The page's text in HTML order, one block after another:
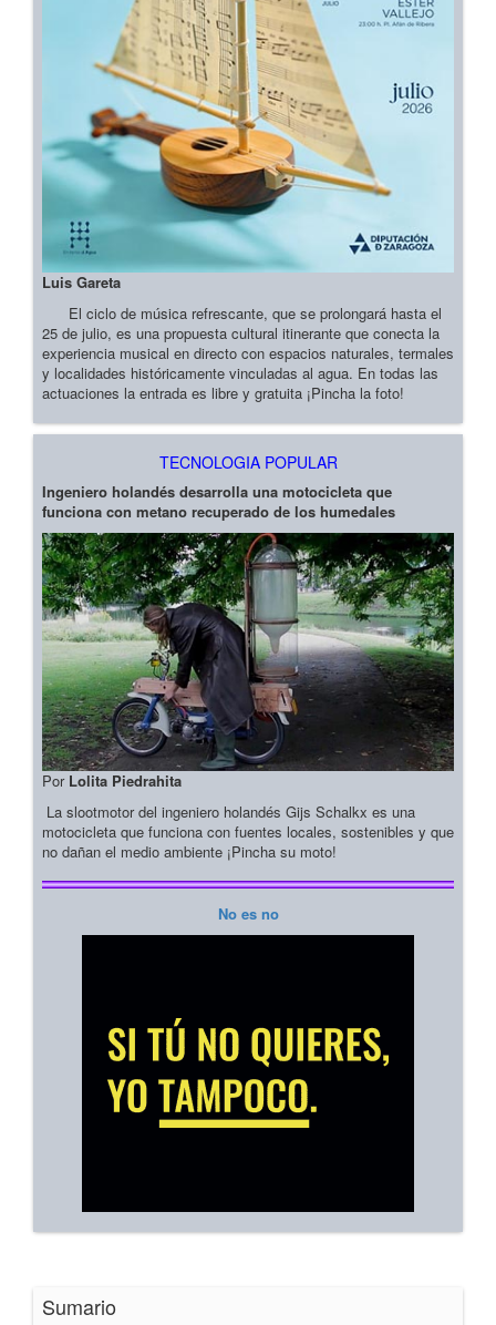
Luis Gareta
El ciclo de música refrescante, que se prolongará hasta el
25 de julio, es una propuesta cultural itinerante que conecta la
experiencia musical en directo con espacios naturales, termales
y localidades históricamente vinculadas al agua. En todas las
actuaciones la entrada es libre y gratuita ¡Pincha la foto!
TECNOLOGIA POPULAR
Ingeniero holandés desarrolla una motocicleta que
funciona con metano recuperado de los humedales
Por Lolita Piedrahita
La slootmotor del ingeniero holandés Gijs Schalkx es una
motocicleta que funciona con fuentes locales, sostenibles y que
no dañan el medio ambiente ¡Pincha su moto!
No es no
Sumario